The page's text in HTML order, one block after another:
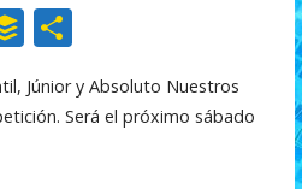
B
uf
f
C
m
Júnior y Absoluto Nuestros
Será el próximo sábado